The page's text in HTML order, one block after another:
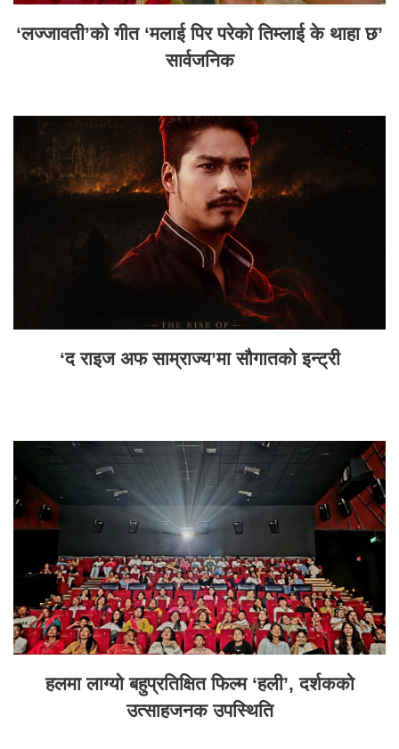
‘लज्जावती’को गीत ‘मलाई पिर परेको तिम्लाई के थाहा छ’
सार्वजनिक
‘द राइज अफ साम्राज्य’मा सौगातको इन्ट्री
हलमा लाग्यो बहुप्रतिक्षित फिल्म ‘हली’, दर्शकको
उत्साहजनक उपस्थिति